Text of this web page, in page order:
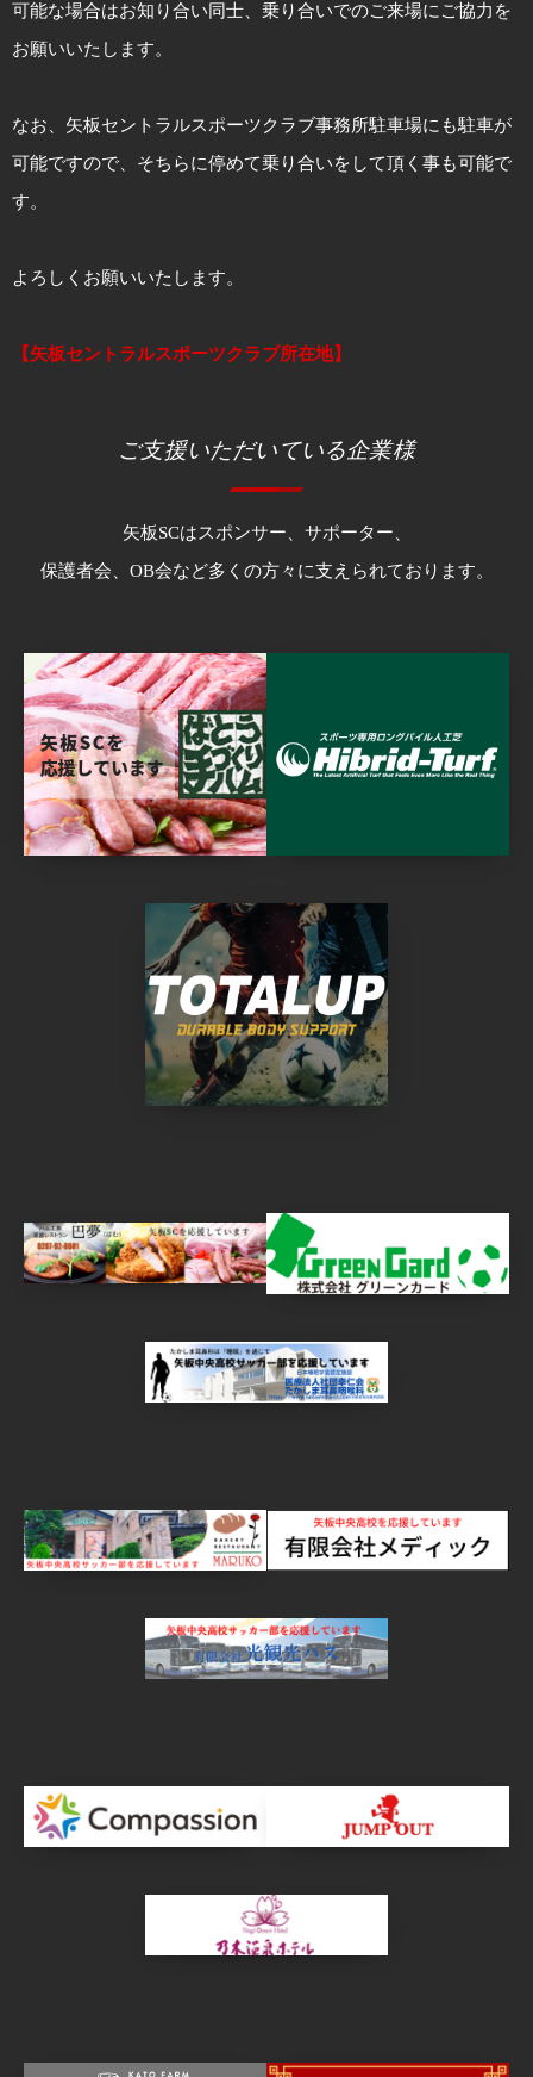
可能な場合はお知り合い同士、乗り合いでのご来場にご協力を
お願いいたします。
なお、矢板セントラルスポーツクラブ事務所駐車場にも駐車が
可能ですので、そちらに停めて乗り合いをして頂く事も可能で
す。
よろしくお願いいたします。
【矢板セントラルスポーツクラブ所在地】
ご支援いただいている企業様
矢板SCはスポンサー、サポーター、
保護者会、OB会など多くの方々に支えられております。